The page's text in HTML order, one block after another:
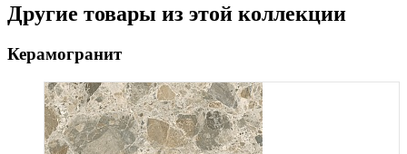
Другие товары из этой коллекции
Керамогранит